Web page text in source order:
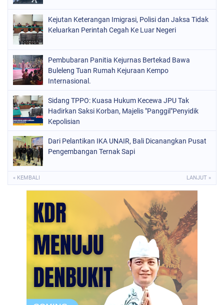
Kejutan Keterangan Imigrasi, Polisi dan Jaksa Tidak
Keluarkan Perintah Cegah Ke Luar Negeri
Pembubaran Panitia Kejurnas Bertekad Bawa
Buleleng Tuan Rumah Kejuraan Kempo
Internasional.
Sidang TPPO: Kuasa Hukum Kecewa JPU Tak
Hadirkan Saksi Korban, Majelis "Panggil"Penyidik
Kepolisian
Dari Pelantikan IKA UNAIR, Bali Dicanangkan Pusat
Pengembangan Ternak Sapi
« KEMBALI LANJUT »